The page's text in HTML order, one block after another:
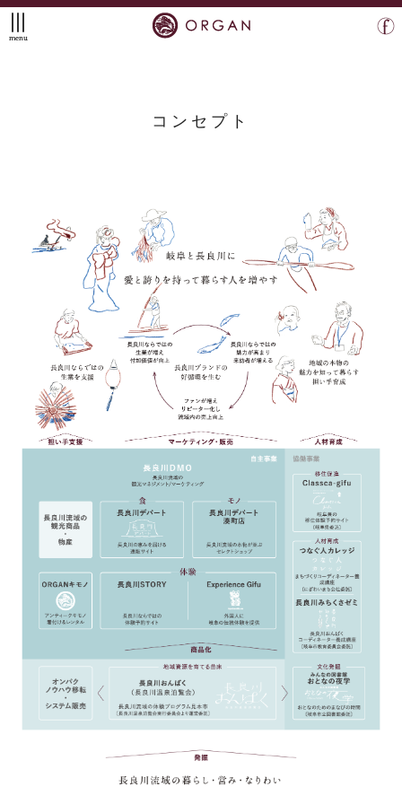
menu
コンセプト